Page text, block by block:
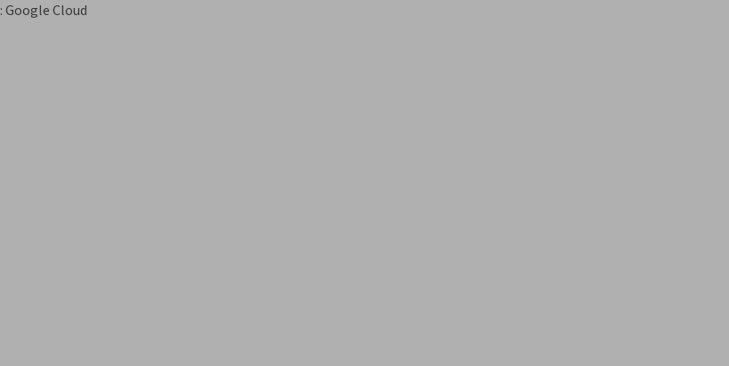
:Google Cloud